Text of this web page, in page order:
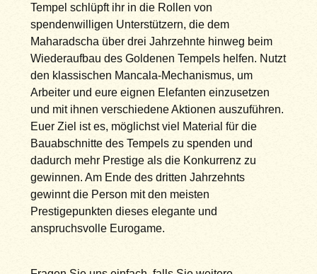
Tempel schlüpft ihr in die Rollen von
spendenwilligen Unterstützern, die dem
Maharadscha über drei Jahrzehnte hinweg beim
Wiederaufbau des Goldenen Tempels helfen. Nutzt
den klassischen Mancala-Mechanismus, um
Arbeiter und eure eignen Elefanten einzusetzen
und mit ihnen verschiedene Aktionen auszuführen.
Euer Ziel ist es, möglichst viel Material für die
Bauabschnitte des Tempels zu spenden und
dadurch mehr Prestige als die Konkurrenz zu
gewinnen. Am Ende des dritten Jahrzehnts
gewinnt die Person mit den meisten
Prestigepunkten dieses elegante und
anspruchsvolle Eurogame.